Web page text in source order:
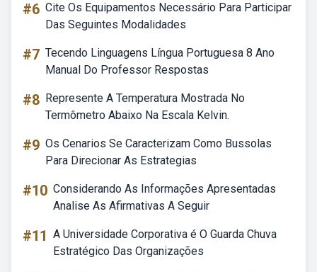
#6 Cite Os Equipamentos Necessário Para Participar
Das Seguintes Modalidades
#7 Tecendo Linguagens Língua Portuguesa 8 Ano
Manual Do Professor Respostas
#8 Represente A Temperatura Mostrada No
Termômetro Abaixo Na Escala Kelvin.
#9 Os Cenarios Se Caracterizam Como Bussolas
Para Direcionar As Estrategias
#10 Considerando As Informações Apresentadas
Analise As Afirmativas A Seguir
#11 A Universidade Corporativa é O Guarda Chuva
Estratégico Das Organizações